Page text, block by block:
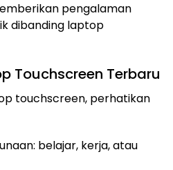
pengalaman
dibanding laptop
Touchscreen Terbaru
touchscreen, perhatikan
belajar, kerja, atau